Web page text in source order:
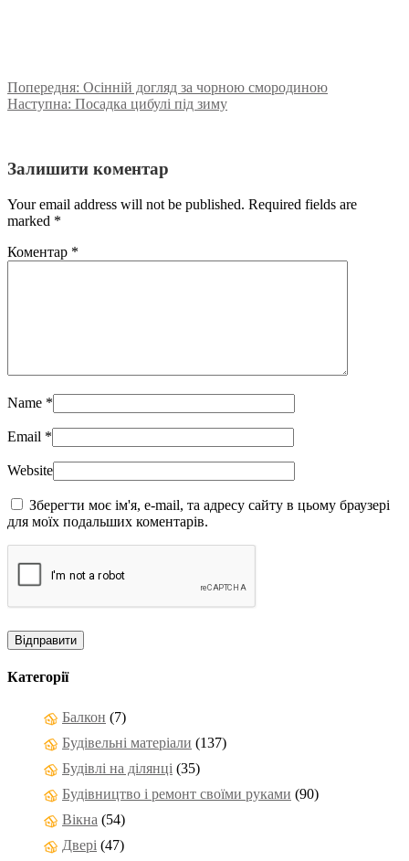
Попередня: Осінній догляд за чорною смородиною
Наступна: Посадка цибулі під зиму
Залишити коментар
Your email address will not be published. Required fields are
marked *
Коментар *
Name *
Email *
Website
Зберегти моє ім'я, e-mail, та адресу сайту в цьому браузері
для моїх подальших коментарів.
Категорії
Балкон (7)
Будівельні матеріали (137)
Будівлі на ділянці (35)
Будівництво і ремонт своїми руками (90)
Вікна (54)
Двері (47)